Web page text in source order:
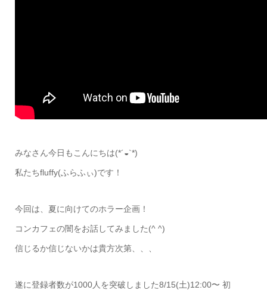
みなさん今日もこんにちは(*´◒`*)
私たちfluffy(ふらふぃ)です！
今回は、夏に向けてのホラー企画！
コンカフェの闇をお話してみました(^ ^)
信じるか信じないかは貴方次第、、、
遂に登録者数が1000人を突破しました8/15(土)12:00〜 初